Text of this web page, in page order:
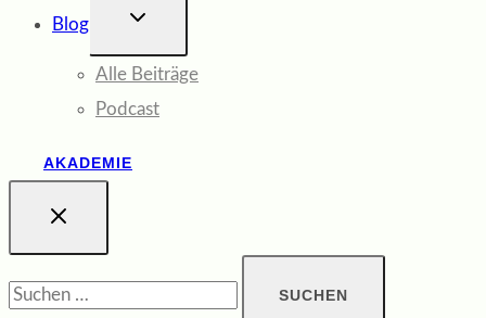
Blog
UNTERMENÜ
Alle Beiträge
Podcast
AKADEMIE
nach: